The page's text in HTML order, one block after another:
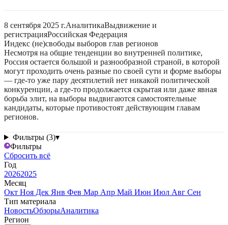
8 сентября 2025 г.АналитикаВыдвижение и
регистрацияРоссийская Федерация
Индекс (не)свободы выборов глав регионов
Несмотря на общие тенденции во внутренней политике,
Россия остается большой и разнообразной страной, в которой
могут проходить очень разные по своей сути и форме выборы
— где-то уже пару десятилетий нет никакой политической
конкуренции, а где-то продолжается скрытая или даже явная
борьба элит, на выборы выдвигаются самостоятельные
кандидаты, которые противостоят действующим главам
регионов.
Фильтры (3)▾
Фильтры
Сбросить всё
Год
20262025
Месяц
Окт Ноя Дек Янв Фев Мар Апр Май Июн Июл Авг Сен
Тип материала
НовостьОбзорыАналитика
Регион